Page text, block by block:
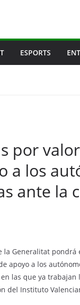
ESPORTS
por
a los
ante la
la Generalitat
apoyo a los
las que ya trabajan
del Instituto